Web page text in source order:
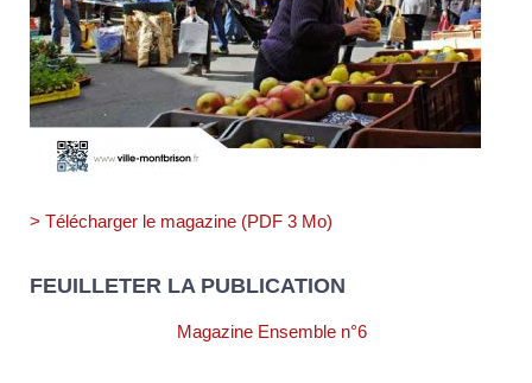
> Télécharger le magazine (PDF 3 Mo)
FEUILLETER LA PUBLICATION
Magazine Ensemble n°6